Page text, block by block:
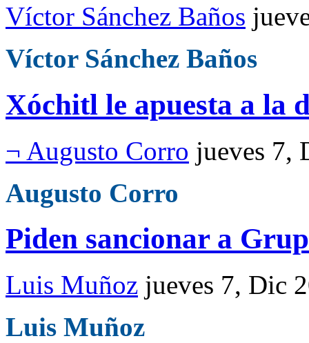
Víctor Sánchez Baños
Víctor Sánchez Baños
Xóchitl le apuesta a la
¬ Augusto Corro jueves 7,
Augusto Corro
Piden sancionar a
Luis Muñoz jueves 7, Dic
Luis Muñoz